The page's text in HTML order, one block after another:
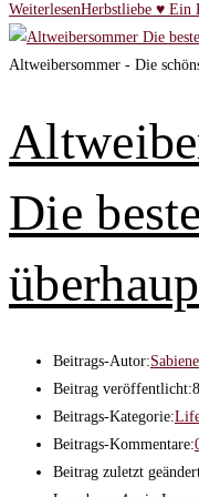
WeiterlesenHerbstliebe ♥ Ein
Altweibersommer - Die
Die
Beitrags-Autor:Sabiene
Beitrag veröffentlicht:
Beitrags-Kategorie:
Beitrags-Kommentare:
Beitrag zuletzt